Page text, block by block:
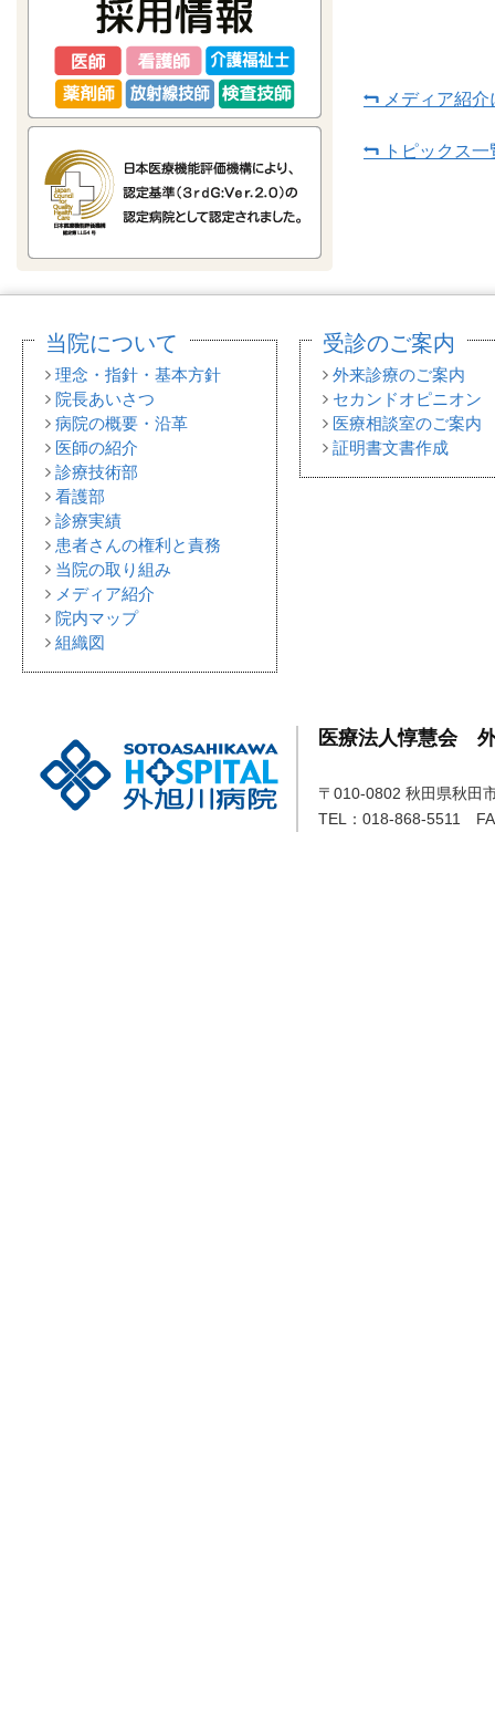
メディア紹介
トピックス
当院について
理念・指針・基本方針
院長あいさつ
病院の概要・沿革
医師の紹介
診療技術部
看護部
診療実績
患者さんの権利と責務
当院の取り組み
メディア紹介
院内マップ
組織図
受診のご案内
外来診療のご案内
セカンドオピニオン
医療相談室のご案内
証明書文書作成
医療法人惇慧会
〒010-0802 秋田県秋田
TEL：018-868-5511